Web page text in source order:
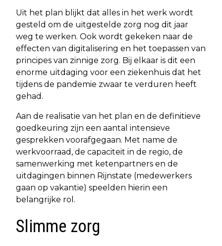
Uit het plan blijkt dat alles in het werk wordt
gesteld om de uitgestelde zorg nog dit jaar
weg te werken. Ook wordt gekeken naar de
effecten van digitalisering en het toepassen van
principes van zinnige zorg. Bij elkaar is dit een
enorme uitdaging voor een ziekenhuis dat het
tijdens de pandemie zwaar te verduren heeft
gehad.
Aan de realisatie van het plan en de definitieve
goedkeuring zijn een aantal intensieve
gesprekken voorafgegaan. Met name de
werkvoorraad, de capaciteit in de regio, de
samenwerking met ketenpartners en de
uitdagingen binnen Rijnstate (medewerkers
gaan op vakantie) speelden hierin een
belangrijke rol.
Slimme zorg